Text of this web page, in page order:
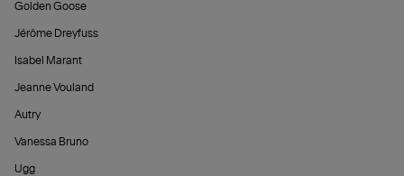
Golden Goose
Jérôme Dreyfuss
Isabel Marant
Jeanne Vouland
Autry
Vanessa Bruno
Ugg